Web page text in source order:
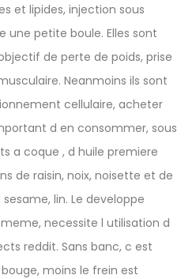
et lipides, injection sous
petite boule. Elles sont
de perte de poids, prise
Neanmoins ils sont
cellulaire, acheter
d en consommer, sous
a coque , d huile premiere
de raisin, noix, noisette et de
lin. Le developpe
necessite l utilisation d
reddit. Sans banc, c est
moins le frein est